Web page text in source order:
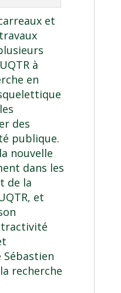
et
à
en
des
publique.
nouvelle
dans les
de la
et
recherche